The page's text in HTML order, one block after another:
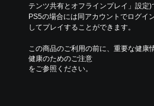
テンツ共有とオフラインプレイ」設定
PS5の場合には同アカウントでログイ
してプレイすることができます。
この商品のご利用の前に、重要な健康
健康のためのご注意
をご参照ください。